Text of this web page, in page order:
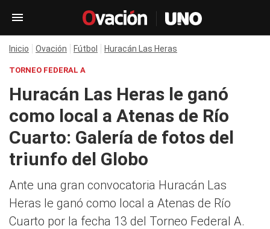
Inicio Ovación Fútbol Huracán Las Heras
TORNEO FEDERAL A
Huracán Las Heras le ganó
como local a Atenas de Río
Cuarto: Galería de fotos del
triunfo del Globo
Ante una gran convocatoria Huracán Las
Heras le ganó como local a Atenas de Río
Cuarto por la fecha 13 del Torneo Federal A.